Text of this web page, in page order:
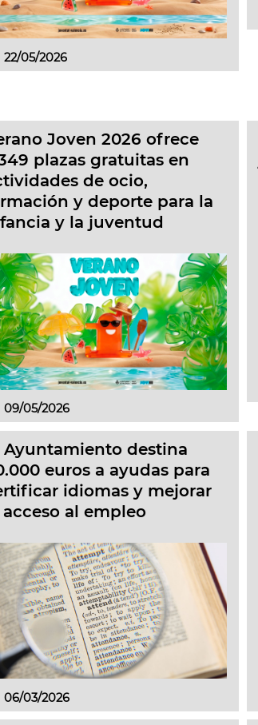
22/05/2026
Joven 2026 ofrece
plazas gratuitas en
de ocio,
y deporte para la
y la juventud
09/05/2026
Ayuntamiento destina
euros a ayudas para
idiomas y mejorar
acceso al empleo
06/03/2026